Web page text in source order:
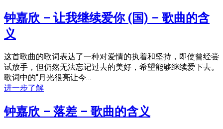
钟嘉欣 – 让我继续爱你 (国) – 歌曲的含
义
这首歌曲的歌词表达了一种对爱情的执着和坚持，即使曾经尝
试放手，但仍然无法忘记过去的美好，希望能够继续爱下去。
歌词中的“月光很亮让今…
进一步了解
钟嘉欣 – 落差 – 歌曲的含义